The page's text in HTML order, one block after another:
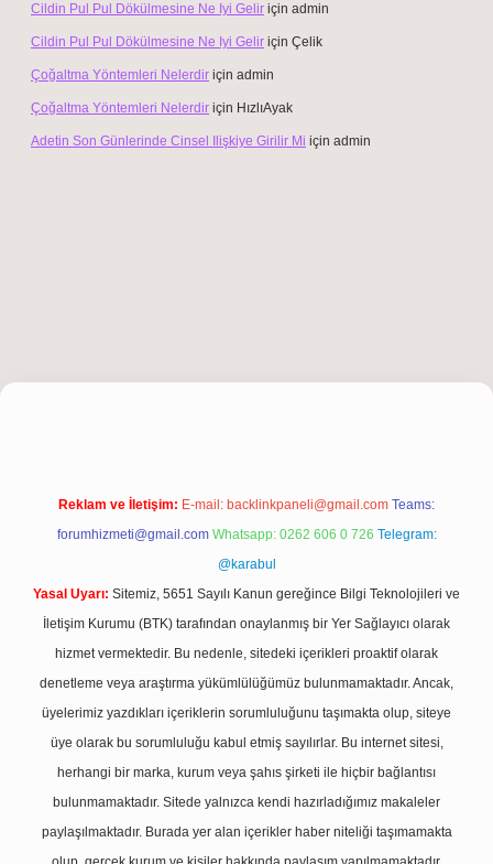
Cildin Pul Pul Dökülmesine Ne Iyi Gelir için admin
Cildin Pul Pul Dökülmesine Ne Iyi Gelir için Çelik
Çoğaltma Yöntemleri Nelerdir için admin
Çoğaltma Yöntemleri Nelerdir için HızlıAyak
Adetin Son Günlerinde Cinsel Ilişkiye Girilir Mi için admin
Reklam ve İletişim: E-mail: backlinkpaneli@gmail.com Teams:
forumhizmeti@gmail.com Whatsapp: 0262 606 0 726 Telegram:
@karabul
Yasal Uyarı: Sitemiz, 5651 Sayılı Kanun gereğince Bilgi Teknolojileri ve
İletişim Kurumu (BTK) tarafından onaylanmış bir Yer Sağlayıcı olarak
hizmet vermektedir. Bu nedenle, sitedeki içerikleri proaktif olarak
denetleme veya araştırma yükümlülüğümüz bulunmamaktadır. Ancak,
üyelerimiz yazdıkları içeriklerin sorumluluğunu taşımakta olup, siteye
üye olarak bu sorumluluğu kabul etmiş sayılırlar. Bu internet sitesi,
herhangi bir marka, kurum veya şahıs şirketi ile hiçbir bağlantısı
bulunmamaktadır. Sitede yalnızca kendi hazırladığımız makaleler
paylaşılmaktadır. Burada yer alan içerikler haber niteliği taşımamakta